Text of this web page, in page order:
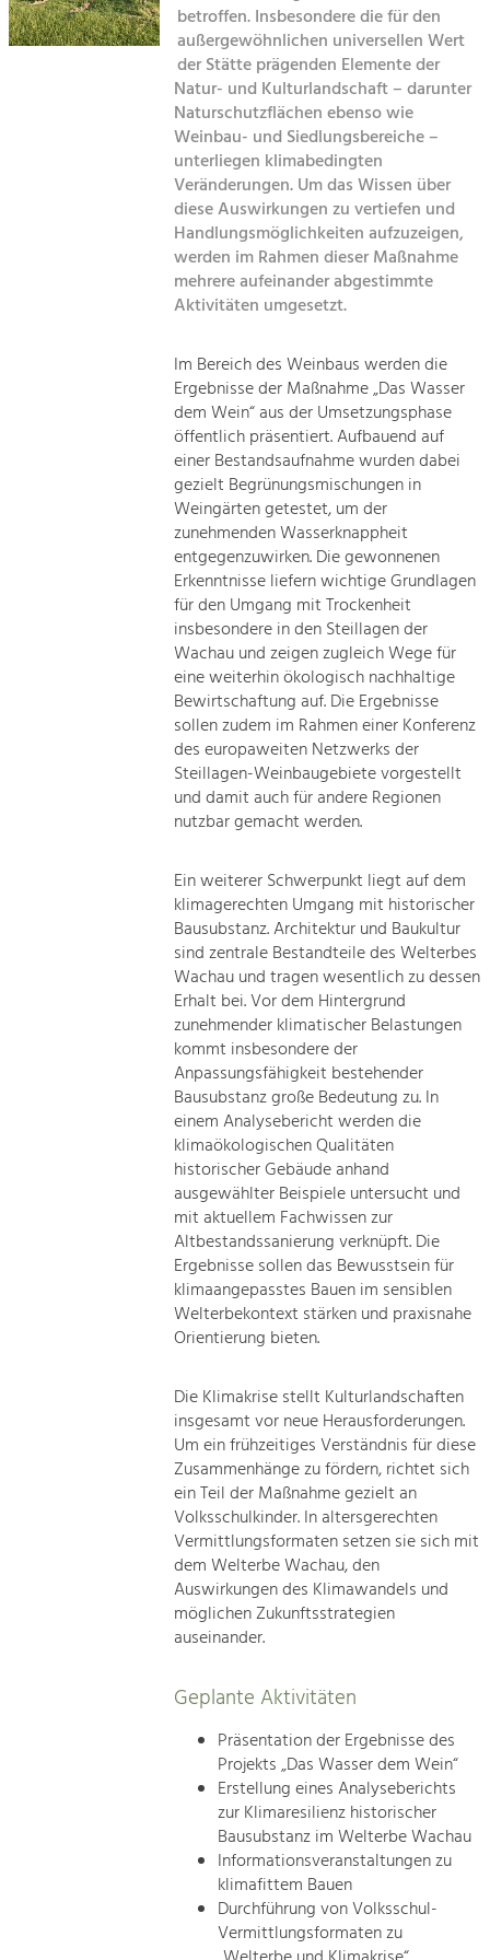
Landscape.
Offer Development and Positioning
Art & Culture
Crafts, Science and Research.
Social Affairs, Education
Equality, Youth and Integration.
Mobility & Energy
Climate Change, Public Transport and
Increase in Regional Value Added.
betroffen. Insbesondere die für den
außergewöhnlichen universellen Wert
der Stätte prägenden Elemente der
Natur- und Kulturlandschaft – darunter
Naturschutzflächen ebenso wie
Weinbau- und Siedlungsbereiche –
unterliegen klimabedingten
Veränderungen. Um das Wissen über
diese Auswirkungen zu vertiefen und
Handlungsmöglichkeiten aufzuzeigen,
werden im Rahmen dieser Maßnahme
mehrere aufeinander abgestimmte
Aktivitäten umgesetzt.
Im Bereich des Weinbaus werden die
Ergebnisse der Maßnahme „Das Wasser
dem Wein“ aus der Umsetzungsphase
öffentlich präsentiert. Aufbauend auf
einer Bestandsaufnahme wurden dabei
gezielt Begrünungsmischungen in
Weingärten getestet, um der
zunehmenden Wasserknappheit
entgegenzuwirken. Die gewonnenen
Erkenntnisse liefern wichtige Grundlagen
für den Umgang mit Trockenheit
insbesondere in den Steillagen der
Wachau und zeigen zugleich Wege für
eine weiterhin ökologisch nachhaltige
Bewirtschaftung auf. Die Ergebnisse
sollen zudem im Rahmen einer Konferenz
des europaweiten Netzwerks der
Steillagen-Weinbaugebiete vorgestellt
und damit auch für andere Regionen
nutzbar gemacht werden.
Ein weiterer Schwerpunkt liegt auf dem
klimagerechten Umgang mit historischer
Bausubstanz. Architektur und Baukultur
sind zentrale Bestandteile des Welterbes
Wachau und tragen wesentlich zu dessen
Erhalt bei. Vor dem Hintergrund
zunehmender klimatischer Belastungen
kommt insbesondere der
Anpassungsfähigkeit bestehender
Bausubstanz große Bedeutung zu. In
einem Analysebericht werden die
klimaökologischen Qualitäten
historischer Gebäude anhand
ausgewählter Beispiele untersucht und
mit aktuellem Fachwissen zur
Altbestandssanierung verknüpft. Die
Ergebnisse sollen das Bewusstsein für
klimaangepasstes Bauen im sensiblen
Welterbekontext stärken und praxisnahe
Orientierung bieten.
Die Klimakrise stellt Kulturlandschaften
insgesamt vor neue Herausforderungen.
Um ein frühzeitiges Verständnis für diese
Zusammenhänge zu fördern, richtet sich
ein Teil der Maßnahme gezielt an
Volksschulkinder. In altersgerechten
Vermittlungsformaten setzen sie sich mit
dem Welterbe Wachau, den
Auswirkungen des Klimawandels und
möglichen Zukunftsstrategien
auseinander.
Geplante Aktivitäten
Präsentation der Ergebnisse des
Projekts „Das Wasser dem Wein“
Erstellung eines Analyseberichts
zur Klimaresilienz historischer
Bausubstanz im Welterbe Wachau
Informationsveranstaltungen zu
klimafittem Bauen
Durchführung von Volksschul-
Vermittlungsformaten zu